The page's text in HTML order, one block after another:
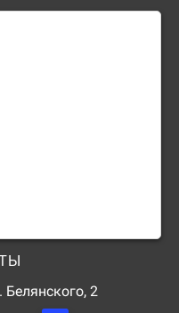
Белянского, 2